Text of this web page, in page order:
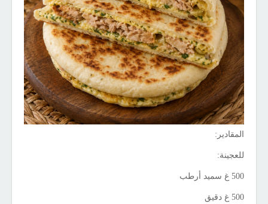
المقادير:
للعجينة:
500 غ سميد أرطب
500 غ دقيق